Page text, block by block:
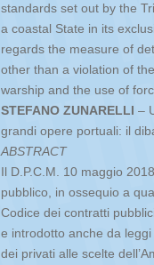
standards set out by the
a coastal State in its
regards the measure of
other than a violation of
warship and the use of
STEFANO ZUNARELLI –
grandi opere portuali: il
ABSTRACT
Il D.P.C.M. 10 maggio
pubblico, in ossequio a
Codice dei contratti
e introdotto anche da
dei privati alle scelte